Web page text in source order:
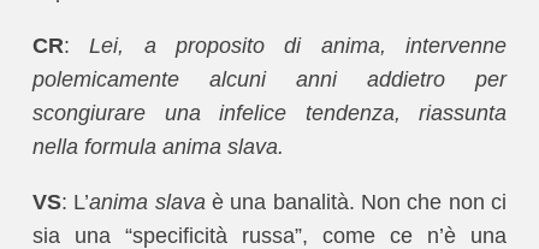
CR:Lei, a proposito di anima, intervenne
polemicamente alcuni anni addietro per
scongiurare una infelice tendenza, riassunta
nella formula anima slava.
VS: L’anima slava è una banalità. Non che non ci
sia una “specificità russa”, come ce n’è una